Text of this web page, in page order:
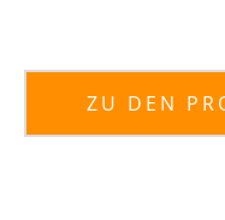
ZU DEN